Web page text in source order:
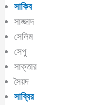
সাকিব
সাজ্জাদ
সেলিম
সেপু
সাক্তার
সৈয়দ
সাব্বির